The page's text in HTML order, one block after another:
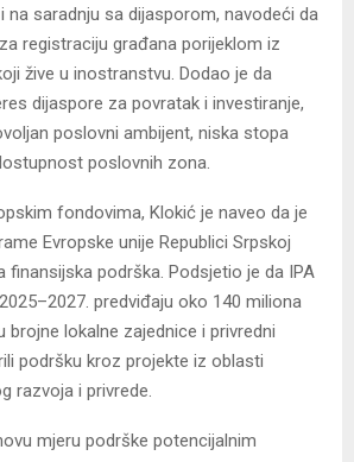
na saradnju sa dijasporom, navodeći da
registraciju građana porijeklom iz
žive u inostranstvu. Dodao je da
dijaspore za povratak i investiranje,
poslovni ambijent, niska stopa
poslovnih zona.
fondovima, Klokić je naveo da je
Evropske unije Republici Srpskoj
finansijska podrška. Podsjetio je da IPA
predviđaju oko 140 miliona
brojne lokalne zajednice i privredni
podršku kroz projekte iz oblasti
razvoja i privrede.
mjeru podrške potencijalnim